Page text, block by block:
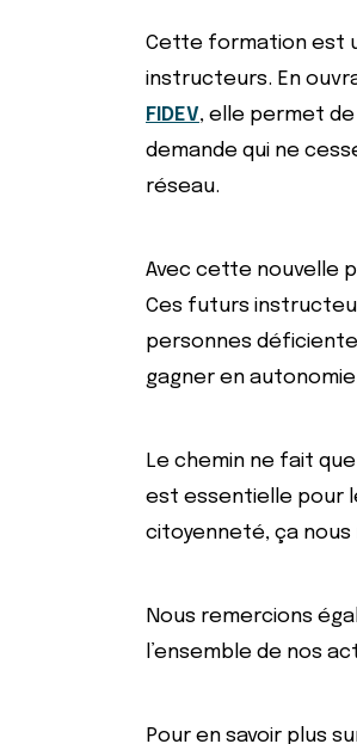
Cette formation est
instructeurs. En
FIDEV, elle permet
demande qui ne
réseau.
Avec cette nouvelle
Ces futurs
personnes
gagner en
Le chemin ne fait
est essentielle pour
citoyenneté, ça nous
Nous remercions
l’ensemble de nos
Pour en savoir plus